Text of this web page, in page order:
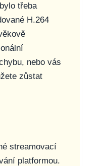
třeba
H.264
nebo vás
zůstat
streamovací
platformou.